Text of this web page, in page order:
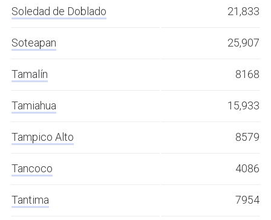
Soledad de Doblado 21,833
Soteapan 25,907
Tamalín 8168
Tamiahua 15,933
Tampico Alto 8579
Tancoco 4086
Tantima 7954